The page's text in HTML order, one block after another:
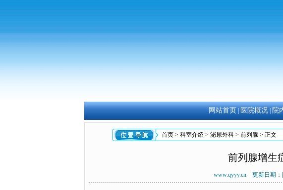
网站首页|医院概况|院
首页> 科室介绍 > 泌尿外科> 前列腺> 正文
前列腺增生
www.qyyy.cn 更新日期